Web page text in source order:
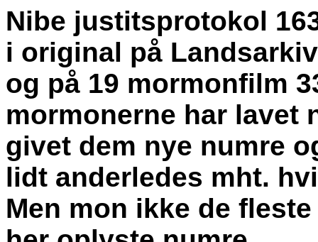
Nibe justitsprotokol
i original på
og på 19 mormonfilm
mormonerne har lavet
givet dem nye numre
lidt anderledes mht.
Men mon ikke de